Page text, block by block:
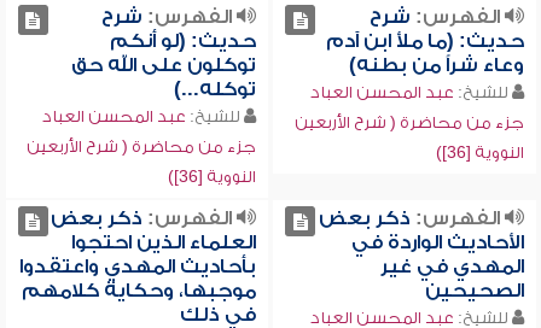
الفهرس: شرح
حديث: (ما ملأ ابن آدم
وعاء شراً من بطنه)
للشيخ: عبد المحسن العباد
جزء من محاضرة ( شرح الأربعين
النووية [36])
الفهرس: شرح
حديث: (لو أنكم
توكلون على الله حق
توكله...)
للشيخ: عبد المحسن العباد
جزء من محاضرة ( شرح الأربعين
النووية [36])
الفهرس: ذكر بعض
الأحاديث الواردة في
المهدي في غير
الصحيحين
للشيخ: عبد المحسن العباد
الفهرس: ذكر بعض
العلماء الذين احتجوا
بأحاديث المهدي واعتقدوا
موجبها، وحكاية كلامهم
في ذلك